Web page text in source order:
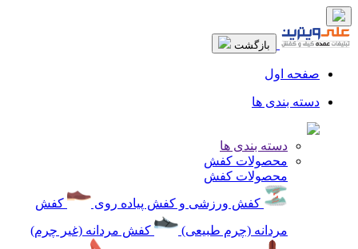
بازگشت
صفحه اول
دسته بندی ها
دسته بندی ها
محصولات کفش
محصولات کفش
کفش ورزشی و کفش پیاده روی
کفش
مردانه (چرم طبیعی)
کفش مردانه (غیر چرم)